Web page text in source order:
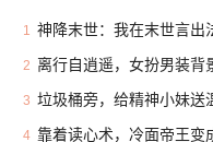
1 神降末世：我在末世言出
2 离行自逍遥，女扮男装背
3 垃圾桶旁，给精神小妹送
4 靠着读心术，冷面帝王变